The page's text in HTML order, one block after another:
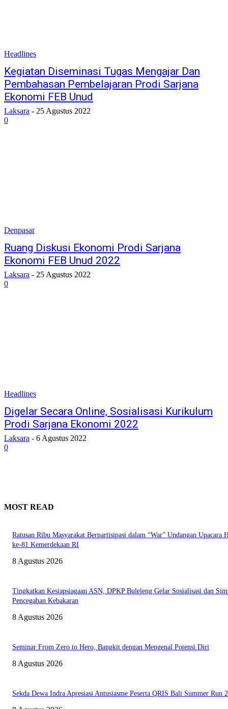
Headlines
Kegiatan Diseminasi Tugas Mengajar Dan
Pembahasan Pembelajaran Prodi Sarjana
Ekonomi FEB Unud
Laksara - 25 Agustus 2022
0
Denpasar
Ruang Diskusi Ekonomi Prodi Sarjana
Ekonomi FEB Unud 2022
Laksara - 25 Agustus 2022
0
Headlines
Digelar Secara Online, Sosialisasi Kurikulum
Prodi Sarjana Ekonomi 2022
Laksara - 6 Agustus 2022
0
MOST READ
Ratusan Ribu Masyarakat Berpartisipasi dalam “War” Undangan Upacara
ke-81 Kemerdekaan RI
8 Agustus 2026
Tingkatkan Kesiapsiagaan ASN, DPKP Buleleng Gelar Sosialisasi dan
Pencegahan Kebakaran
8 Agustus 2026
Seminar From Zero to Hero, Bangkit dengan Mengenal Potensi Diri
8 Agustus 2026
Sekda Dewa Indra Apresiasi Antusiasme Peserta QRIS Bali Summer Run